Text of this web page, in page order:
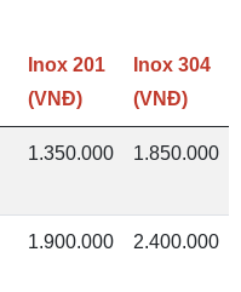
Inox 201
(VNĐ)
Inox 304
(VNĐ)
1.350.000 1.850.000
1.900.000 2.400.000